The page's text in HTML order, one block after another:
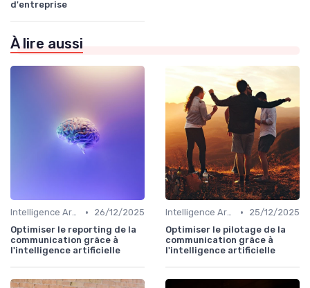
d'entreprise
À lire aussi
Intelligence Artificielle en communication •
26/12/2025
Optimiser le reporting de la
communication grâce à
l'intelligence artificielle
Intelligence Artificielle en communication •
25/12/2025
Optimiser le pilotage de la
communication grâce à
l'intelligence artificielle